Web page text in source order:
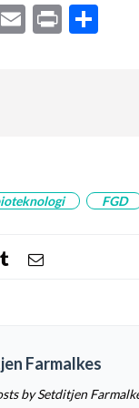
Email
Print
FGD
Farmalkes
by Setditjen